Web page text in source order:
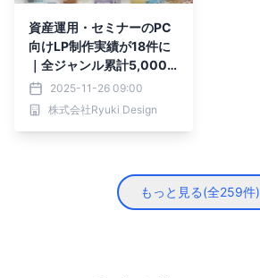
資産運用・セミナーのPC
向けLP制作実績が18件に
｜全ジャンル累計5,000
本以上の制作実績
2025-11-26 09:00
株式会社Ryuki Design
もっと見る(全259件)